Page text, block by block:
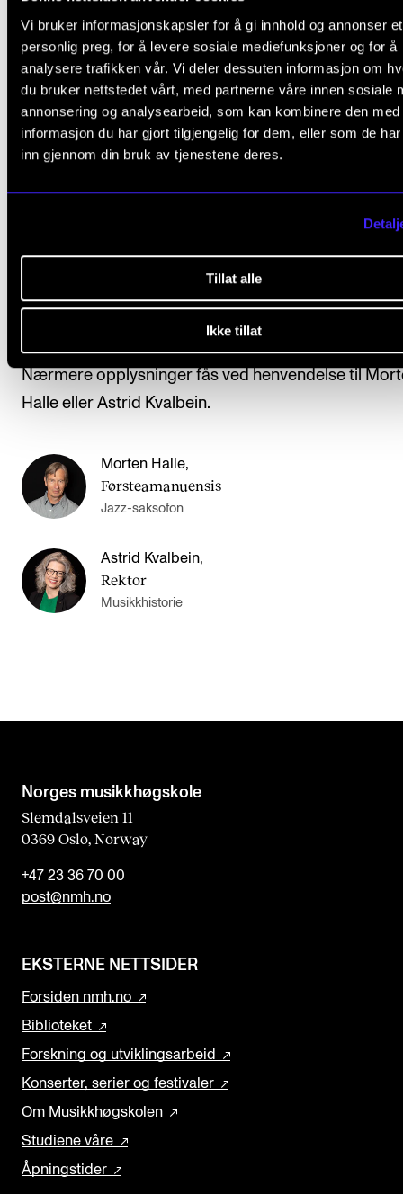
Vi bruker informasjonskapsler for å gi innhold og annonser et
personlig preg, for å levere sosiale mediefunksjoner og for å
analysere trafikken vår. Vi deler dessuten informasjon om
du bruker nettstedet vårt, med partnerne våre innen sosiale
annonsering og analysearbeid, som kan kombinere den med
informasjon du har gjort tilgjengelig for dem, eller som de
inn gjennom din bruk av tjenestene deres.
Tillat alle
Ikke tillat
Kortfattet søknad sendes på e-post til
Søknadsfrist: Søndag 3. november 2024
Se hvem som jobber i Fagseksjon for improvisert
Spørsmål?
Nærmere opplysninger fås ved henvendelse til
Halle eller Astrid Kvalbein.
Morten Halle,
Førsteamanuensis
Jazz-saksofon
Astrid Kvalbein,
Rektor
Musikkhistorie
Norges musikk­høgskole
Slemdalsveien 11
0369 Oslo, Norway
+47 23 36 70 00
post@nmh.no
EKSTERNE NETTSIDER
Forsiden nmh.no
Biblioteket
Forskning og utviklingsarbeid
Konserter, serier og festivaler
Om Musikkhøgskolen
Studiene våre
Åpningstider